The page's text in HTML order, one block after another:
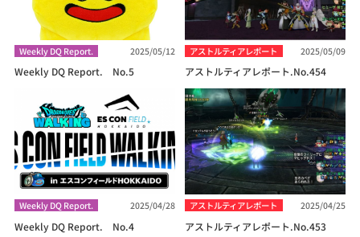
Weekly DQ Report. 2025/05/12
Weekly DQ Report. No.5
アストルティアレポート 2025/05/09
アストルティアレポート.No.454
Weekly DQ Report. 2025/04/28
Weekly DQ Report. No.4
アストルティアレポート 2025/04/25
アストルティアレポート.No.453